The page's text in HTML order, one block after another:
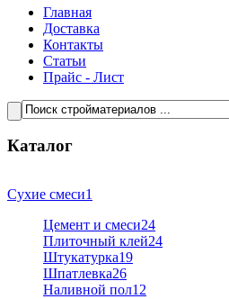
Главная
Доставка
Контакты
Статьи
Прайс - Лист
Каталог
Сухие смеси1
Цемент и смеси24
Плиточный клей24
Штукатурка19
Шпатлевка26
Наливной пол12